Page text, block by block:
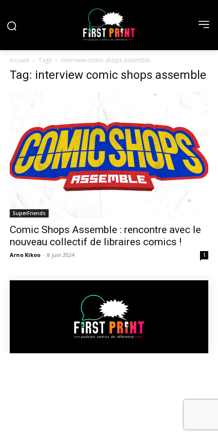
Accueil Tags Interview comic shops assemble
Tag: interview comic shops assemble
SuperFriends
Comic Shops Assemble : rencontre avec le
nouveau collectif de libraires comics !
Arno Kikoo - 8 juin 2024 1